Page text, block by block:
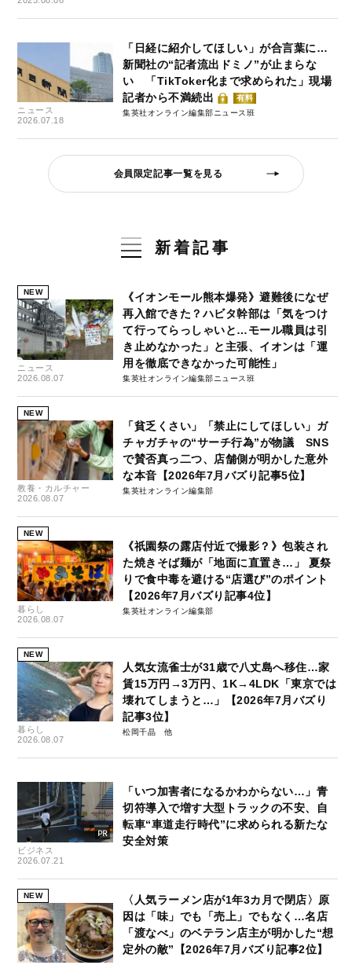
ニュース
2026.07.18
「日経に紹介してほしい」が合言葉に…
新聞社の“記者流出ドミノ”が止まらな
い 「TikToker化まで求められた」現場
記者から不満続出
有料
集英社オンライン編集部ニュース班
会員限定記事一覧を見る
新着記事
NEW
ニュース
2026.08.07
《イオンモール熊本爆発》避難後になぜ
再入館できた？ハビタ幹部は「気をつけ
て行ってらっしゃいと…モール職員は引
き止めなかった」と主張、イオンは「運
用を徹底できなかった可能性」
集英社オンライン編集部ニュース班
NEW
教養・カルチャー
2026.08.07
「貧乏くさい」「禁止にしてほしい」ガ
チャガチャの“サーチ行為”が物議 SNS
で賛否真っ二つ、店舗側が明かした意外
な本音【2026年7月バズり記事5位】
集英社オンライン編集部
NEW
暮らし
2026.08.07
《祇園祭の露店付近で撮影？》包装され
た焼きそば麺が「地面に直置き…」 夏祭
りで食中毒を避ける“店選び”のポイント
【2026年7月バズり記事4位】
集英社オンライン編集部
NEW
暮らし
2026.08.07
人気女流雀士が31歳で八丈島へ移住…家
賃15万円→3万円、1K→4LDK「東京では
壊れてしまうと…」【2026年7月バズり
記事3位】
松岡千晶
ビジネス
2026.07.21
「いつ加害者になるかわからない…」青
切符導入で増す大型トラックの不安、自
転車“車道走行時代”に求められる新たな
安全対策
NEW
〈人気ラーメン店が1年3カ月で閉店〉原
因は「味」でも「売上」でもなく…名店
「渡なべ」のベテラン店主が明かした“想
定外の敵”【2026年7月バズり記事2位】